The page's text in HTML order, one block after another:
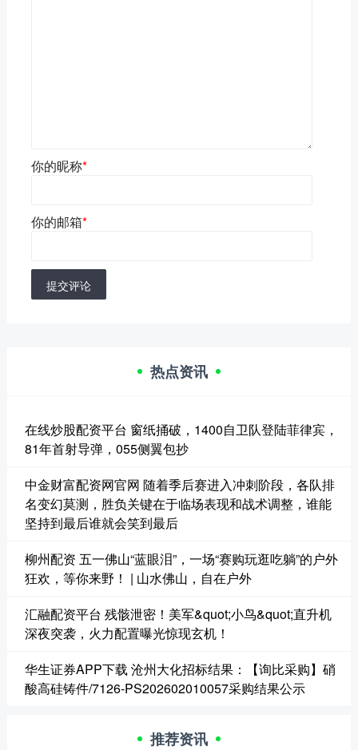
你的昵称*
你的邮箱*
提交评论
热点资讯
在线炒股配资平台 窗纸捅破，1400自卫队登陆菲律宾，
81年首射导弹，055侧翼包抄
中金财富配资网官网 随着季后赛进入冲刺阶段，各队排
名变幻莫测，胜负关键在于临场表现和战术调整，谁能
坚持到最后谁就会笑到最后
柳州配资 五一佛山“蓝眼泪”，一场“赛购玩逛吃躺”的户外
狂欢，等你来野！ | 山水佛山，自在户外
汇融配资平台 残骸泄密！美军&quot;小鸟&quot;直升机
深夜突袭，火力配置曝光惊现玄机！
华生证券APP下载 沧州大化招标结果：【询比采购】硝
酸高硅铸件/7126-PS202602010057采购结果公示
推荐资讯